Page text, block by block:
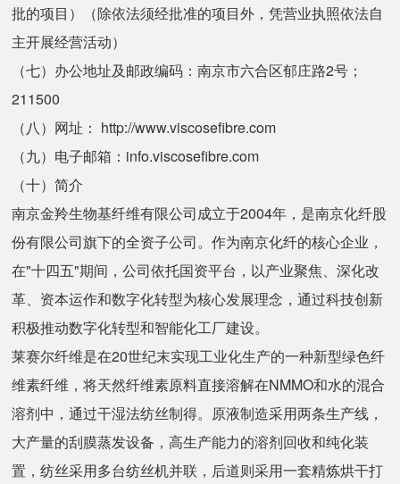
批的项目）（除依法须经批准的项目外，凭营业执照依法自
主开展经营活动）
（七）办公地址及邮政编码：南京市六合区郁庄路2号；
211500
（八）网址： http://www.viscosefibre.com
（九）电子邮箱：info.viscosefibre.com
（十）简介
南京金羚生物基纤维有限公司成立于2004年，是南京化纤股
份有限公司旗下的全资子公司。作为南京化纤的核心企业，
在"十四五"期间，公司依托国资平台，以产业聚焦、深化改
革、资本运作和数字化转型为核心发展理念，通过科技创新
积极推动数字化转型和智能化工厂建设。
莱赛尔纤维是在20世纪末实现工业化生产的一种新型绿色纤
维素纤维，将天然纤维素原料直接溶解在NMMO和水的混合
溶剂中，通过干湿法纺丝制得。原液制造采用两条生产线，
大产量的刮膜蒸发设备，高生产能力的溶剂回收和纯化装
置，纺丝采用多台纺丝机并联，后道则采用一套精炼烘干打